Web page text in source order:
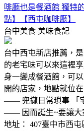
啡廳也是餐酒館 獨特
點】【西屯咖啡廳】
台中美食 美味食記
台中西屯新店推薦，
的老宅味可以來這裡
身一變成餐酒館，可
開的店家，地點就位
—— 兜攏日常瑣事 「
—— 因而誕生~要讓大
地址： 407臺中市西屯